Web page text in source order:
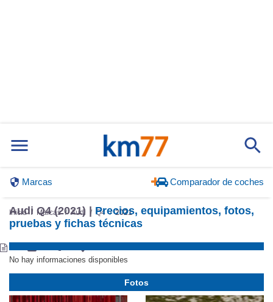
Marcas Comparador de coches
Inicio Marcas Audi Q4 2021
Audi Q4 (2021) | Precios, equipamientos, fotos,
pruebas y fichas técnicas
No hay informaciones disponibles
Fotos